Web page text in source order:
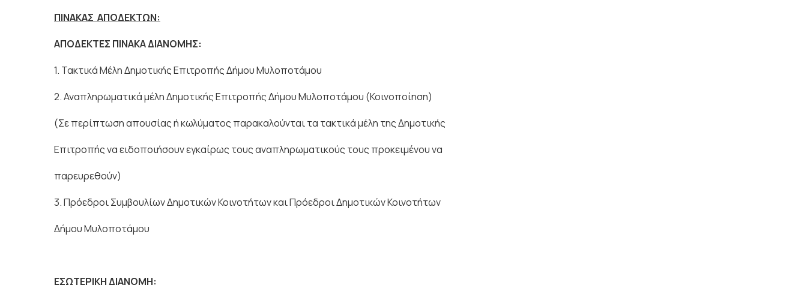
ΠΙΝΑΚΑΣ ΑΠΟΔΕΚΤΩΝ:
ΑΠΟΔΕΚΤΕΣ ΠΙΝΑΚΑ ΔΙΑΝΟΜΗΣ:
1. Τακτικά Μέλη Δημοτικής Επιτροπής Δήμου Μυλοποτάμου
2. Αναπληρωματικά μέλη Δημοτικής Επιτροπής Δήμου Μυλοποτάμου (Κοινοποίηση)
(Σε περίπτωση απουσίας ή κωλύματος παρακαλούνται τα τακτικά μέλη της Δημοτικής
Επιτροπής να ειδοποιήσουν εγκαίρως τους αναπληρωματικούς τους προκειμένου να
παρευρεθούν)
3. Πρόεδροι Συμβουλίων Δημοτικών Κοινοτήτων και Πρόεδροι Δημοτικών Κοινοτήτων
Δήμου Μυλοποτάμου
ΕΣΩΤΕΡΙΚΗ ΔΙΑΝΟΜΗ: